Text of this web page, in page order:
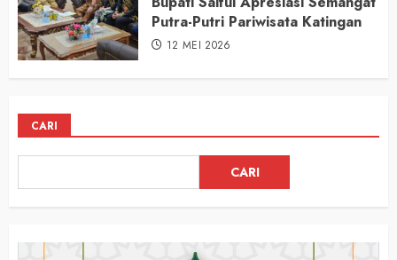
Putra-Putri Pariwisata Katingan
12 MEI 2026
CARI
CARI